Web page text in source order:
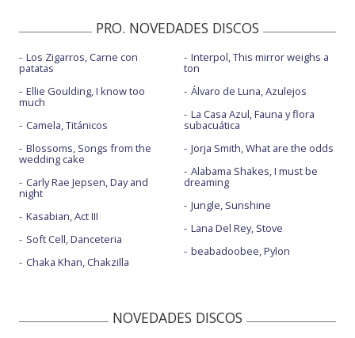
PRO. NOVEDADES DISCOS
Los Zigarros, Carne con
patatas
Ellie Goulding, I know too
much
Camela, Titánicos
Blossoms, Songs from the
wedding cake
Carly Rae Jepsen, Day and
night
Kasabian, Act III
Soft Cell, Danceteria
Chaka Khan, Chakzilla
Interpol, This mirror weighs a
ton
Álvaro de Luna, Azulejos
La Casa Azul, Fauna y flora
subacuática
Jorja Smith, What are the odds
Alabama Shakes, I must be
dreaming
Jungle, Sunshine
Lana Del Rey, Stove
beabadoobee, Pylon
NOVEDADES DISCOS